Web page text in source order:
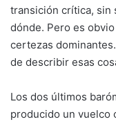
transición crítica, sin
dónde. Pero es
certezas
de describir esas
Los dos últimos
producido un vuelco